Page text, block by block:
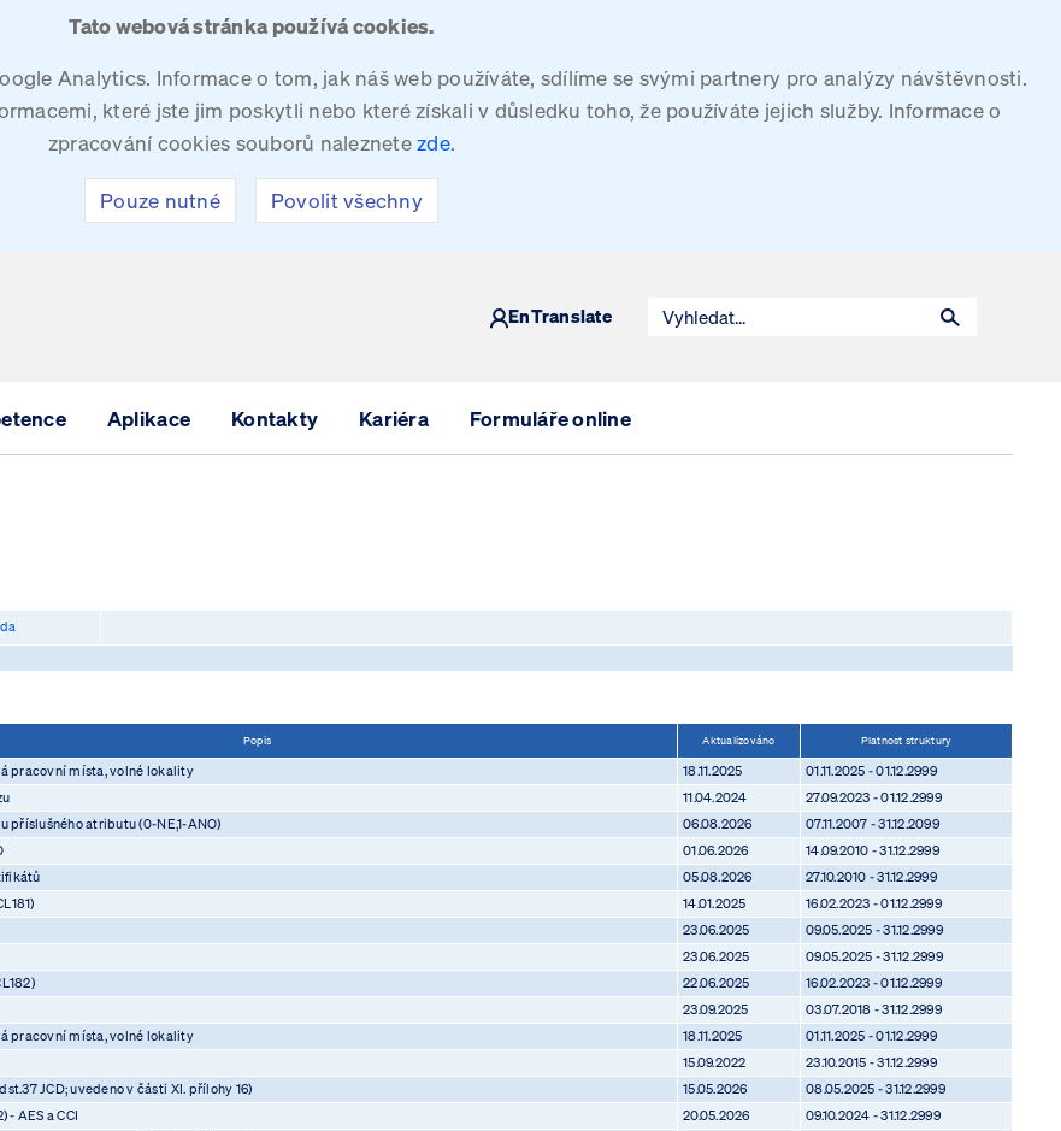
Tato webová stránka používá cookies.
Analytics. Informace o tom, jak náš web používáte, sdílíme se svými partnery pro analýzy návštěvnosti.
které jste jim poskytli nebo které získali v důsledku toho, že používáte jejich služby. Informace o
zpracování cookies souborů naleznetezde.
Pouze nutné Povolit všechny
EnTranslate
Aplikace Kontakty Kariéra Formuláře online
Popis Aktualizováno Platnost struktury
pracovní místa, volné lokality 18.11.2025
01.11.2025 - 01.12.2999
11.04.2024
27.09.2023 - 01.12.2999
příslušného atributu (0-NE,1-ANO) 06.08.2026
07.11.2007 - 31.12.2099
01.06.2026
14.09.2010 - 31.12.2999
05.08.2026
27.10.2010 - 31.12.2999
14.01.2025
16.02.2023 - 01.12.2999
23.06.2025
09.05.2025 - 31.12.2999
23.06.2025
09.05.2025 - 31.12.2999
22.06.2025
16.02.2023 - 01.12.2999
23.09.2025
03.07.2018 - 31.12.2999
pracovní místa, volné lokality 18.11.2025
01.11.2025 - 01.12.2999
15.09.2022
23.10.2015 - 31.12.2999
JCD; uvedeno v části XI. přílohy 16) 15.05.2026
08.05.2025 - 31.12.2999
- AES a CCI 20.05.2026
09.10.2024 - 31.12.2999